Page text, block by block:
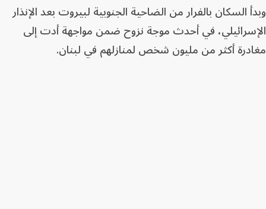
وبدأ السكان بالفرار من الضاحية الجنوبية لبيروت بعد الإنذار
الإسرائيلي، في أحدث موجة نزوح ضمن مواجهة أدت إلى
مغادرة أكثر من مليون شخص لمنازلهم في لبنان.